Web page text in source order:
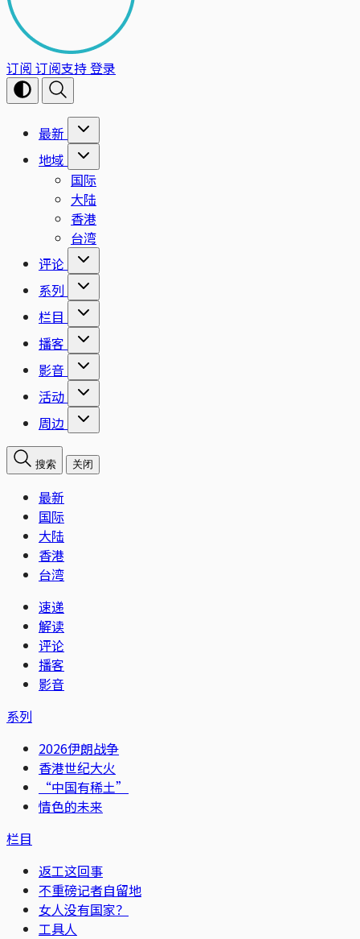
订阅 订阅支持登录
最新
地域
国际
大陆
香港
台湾
评论
系列
栏目
播客
影音
活动
周边
搜索 关闭
最新
国际
大陆
香港
台湾
速递
解读
评论
播客
影音
系列
2026伊朗战争
香港世纪大火
“中国有稀土”
情色的未来
栏目
返工这回事
不重磅记者自留地
女人没有国家？
工具人